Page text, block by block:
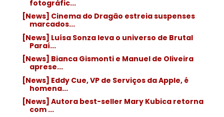
fotográfic...
[News] Cinema do Dragão estreia suspenses
marcados...
[News] Luísa Sonza leva o universo de Brutal
Paraí...
[News] Bianca Gismonti e Manuel de Oliveira
aprese...
[News] Eddy Cue, VP de Serviços da Apple, é
homena...
[News] Autora best-seller Mary Kubica retorna
com ...